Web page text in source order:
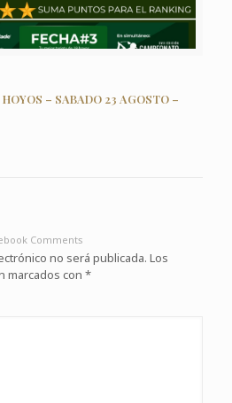
– SABADO 23 AGOSTO –
Comments
no será publicada. Los
marcados con *